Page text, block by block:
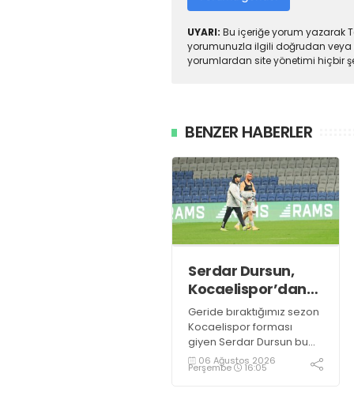
UYARI: Bu içeriğe yorum yazarak
yorumunuzla ilgili doğrudan veya
yorumlardan site yönetimi hiçbir
BENZER HABERLER
Serdar Dursun,
Kocaelispor’dan
15 dikişlik iz ile
ayrıldı!
Geride bıraktığımız sezon
Kocaelispor forması
giyen Serdar Dursun bu
sezon takımla devam
etmedi. Yeşil siyahlılardan
06 Ağustos 2026
Perşembe 16:05